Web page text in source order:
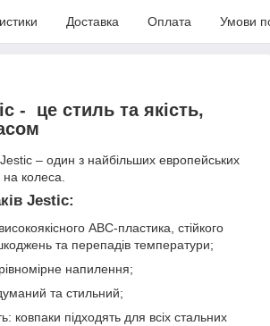
Доставка Оплата Умови
- це стиль та якість,
– один з найбільших европейських
на колеса.
Jestic:
АВС-пластика, стійкого
та перепадів температури;
напилення;
та стильний;
ковпаки підходять для всіх стальних